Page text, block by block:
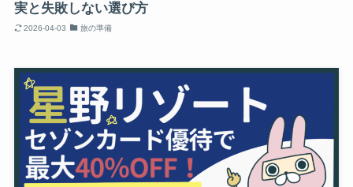
実と失敗しない選び方
2026-04-03 旅の準備